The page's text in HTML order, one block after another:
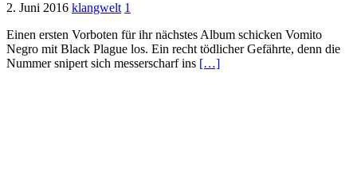
2. Juni 2016 klangwelt 1
Einen ersten Vorboten für ihr nächstes Album schicken Vomito
Negro mit Black Plague los. Ein recht tödlicher Gefährte, denn die
Nummer snipert sich messerscharf ins […]